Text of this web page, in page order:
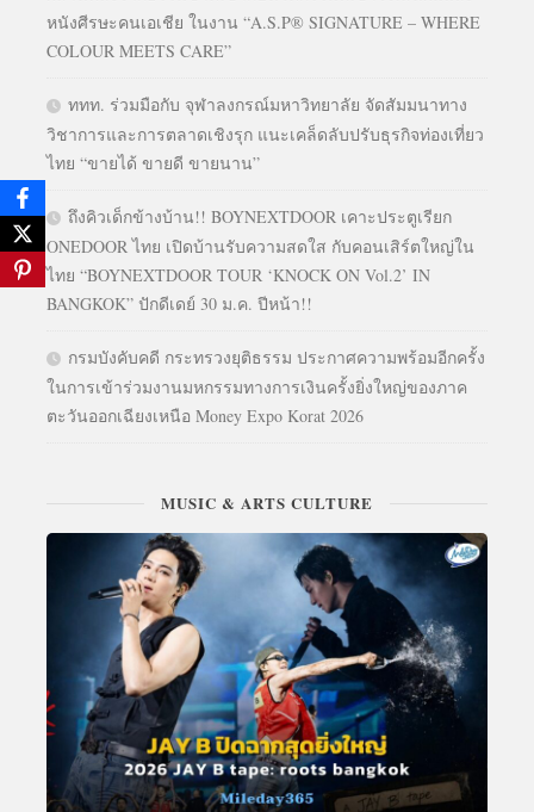
หนังศีรษะคนเอเชีย ในงาน “A.S.P® SIGNATURE – WHERE
COLOUR MEETS CARE”
ททท. ร่วมมือกับ จุฬาลงกรณ์มหาวิทยาลัย จัดสัมมนาทาง
วิชาการและการตลาดเชิงรุก แนะเคล็ดลับปรับธุรกิจท่องเที่ยว
ไทย “ขายได้ ขายดี ขายนาน”
ถึงคิวเด็กข้างบ้าน!! BOYNEXTDOOR เคาะประตูเรียก
ONEDOOR ไทย เปิดบ้านรับความสดใส กับคอนเสิร์ตใหญ่ใน
ไทย “BOYNEXTDOOR TOUR ‘KNOCK ON Vol.2’ IN
BANGKOK” ปักดีเดย์ 30 ม.ค. ปีหน้า!!
กรมบังคับคดี กระทรวงยุติธรรม ประกาศความพร้อมอีกครั้ง
ในการเข้าร่วมงานมหกรรมทางการเงินครั้งยิ่งใหญ่ของภาค
ตะวันออกเฉียงเหนือ Money Expo Korat 2026
MUSIC & ARTS CULTURE